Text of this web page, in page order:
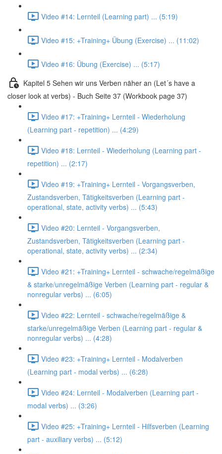
Video #14: Lernteil (Learning part) ... (5:19)
Video #15: +Training+ Übung (Exercise) ... (11:02)
Video #16: Übung (Exercise) ... (5:17)
Kapitel 5 Sehen wir uns Verben näher an (Let´s have a
closer look at verbs) - Buch Seite 37 (Workbook page 37)
Video #17: +Training+ Lernteil - Wiederholung
(Learning part - repetition) ... (4:29)
Video #18: Lernteil - Wiederholung (Learning part -
repetition) ... (2:17)
Video #19: +Training+ Lernteil - Vorgangsverben,
Zustandsverben, Tätigkeitsverben (Learning part -
operational, state, activity verbs) ... (5:43)
Video #20: Lernteil - Vorgangsverben,
Zustandsverben, Tätigkeitsverben (Learning part -
operational, state, activity verbs) ... (2:34)
Video #21: +Training+ Lernteil - schwache/regelmäßige
& starke/unregelmäßige Verben (Learning part - regular &
nonregular verbs) ... (6:05)
Video #22: Lernteil - schwache/regelmäßige &
starke/unregelmäßige Verben (Learning part - regular &
nonregular verbs) ... (4:28)
Video #23: +Training+ Lernteil - Modalverben
(Learning part - modal verbs) ... (6:28)
Video #24: Lernteil - Modalverben (Learning part -
modal verbs) ... (3:26)
Video #25: +Training+ Lernteil - Hilfsverben (Learning
part - auxiliary verbs) ... (5:12)